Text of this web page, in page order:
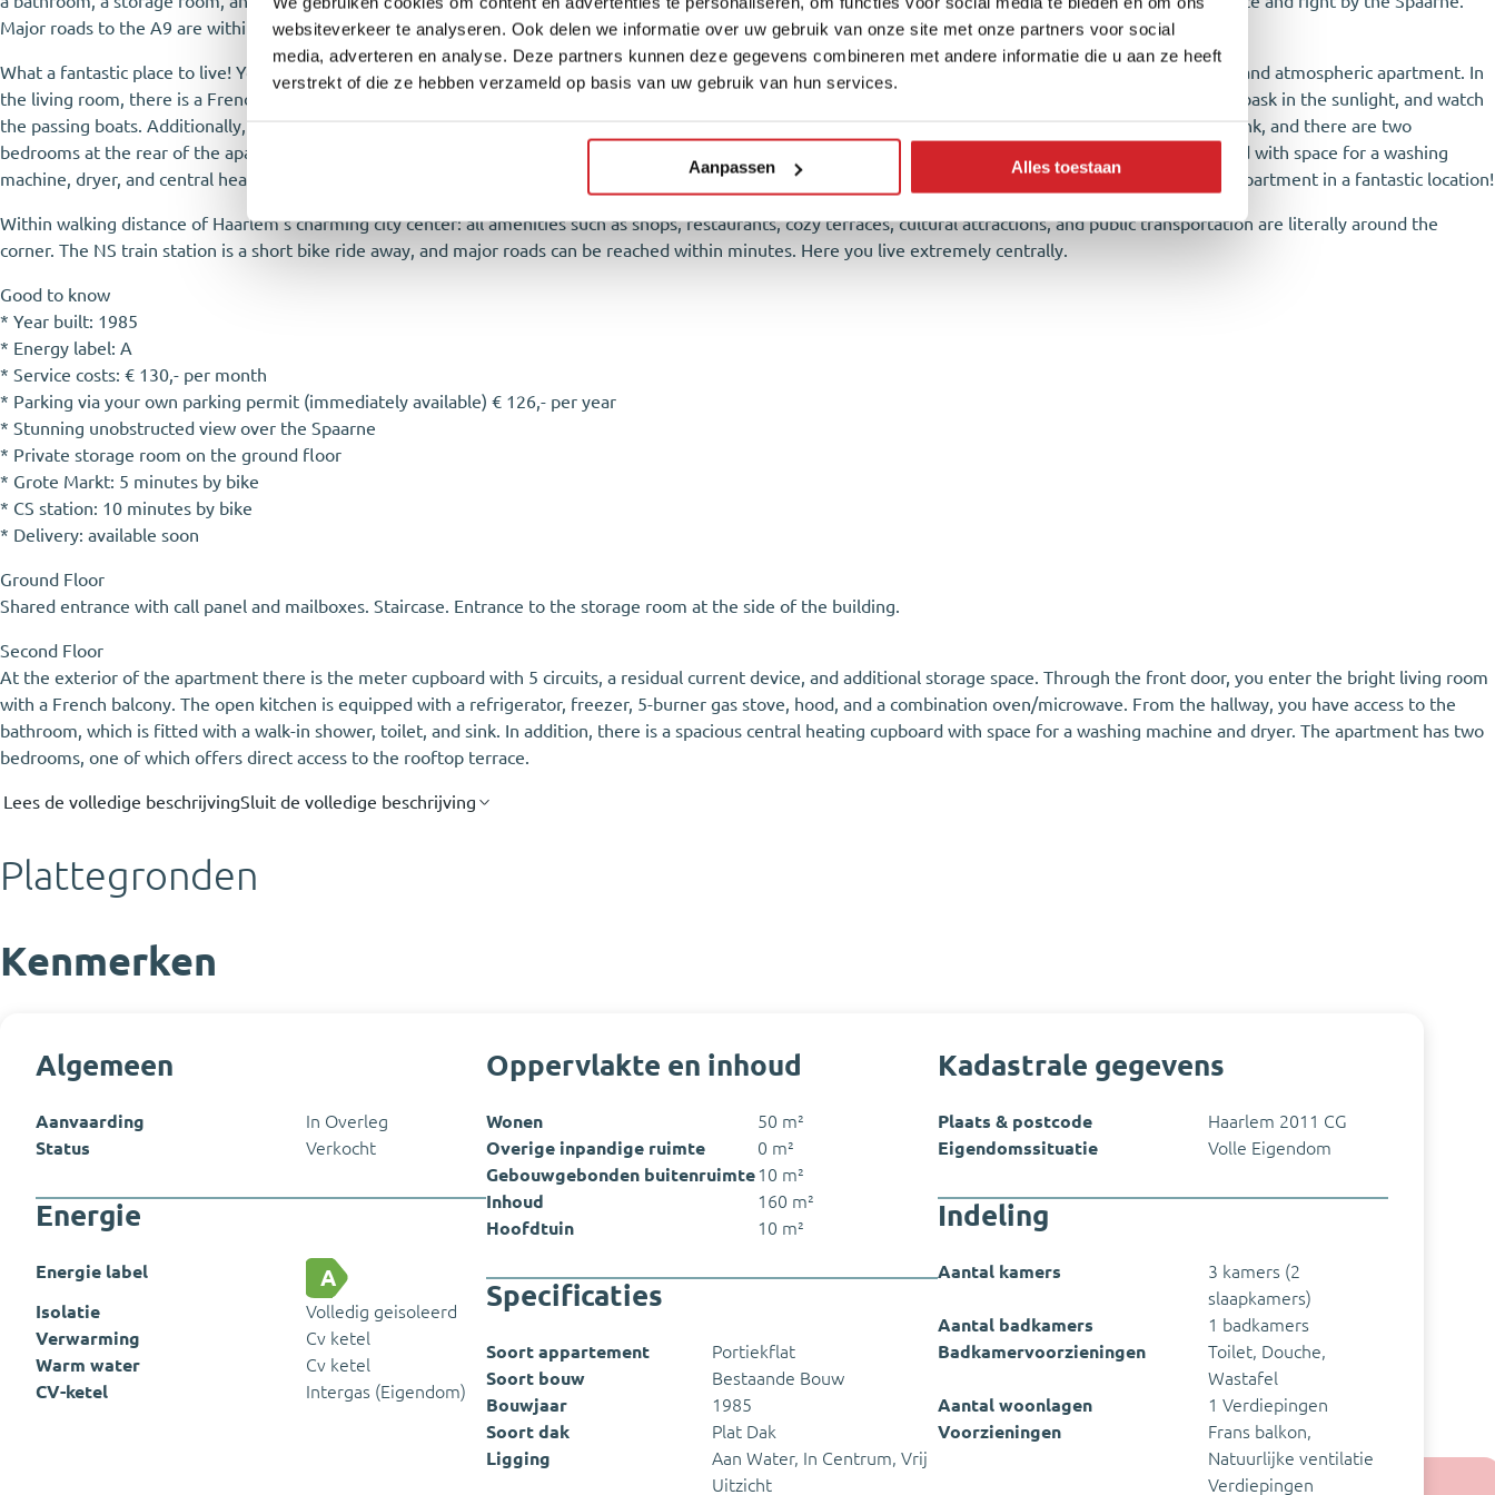
websiteverkeer te analyseren. Ook delen we informatie over uw gebruik van onze site met onze partners voor social
media, adverteren en analyse. Deze partners kunnen deze gegevens combineren met andere informatie die u aan ze heeft
verstrekt of die ze hebben verzameld op basis van uw gebruik van hun services.
Aanpassen Alles toestaan
Major roads to the A9 are within a very short distance, so you’re quickly out of the city!
What a fantastic place to live! You enter on the ground floor and take the staircase to the second floor. Once through the front door, you step into this bright and atmospheric apartment. In
the living room, there is a French balcony from which you can enjoy a beautiful view over the Spaarne. Relax in your comfy chair in front of the French doors, bask in the sunlight, and watch
the passing boats. Additionally, there is a modern kitchen equipped with a full set of built-in appliances. The bathroom features a walk-in shower, toilet, and sink, and there are two
bedrooms at the rear of the apartment. One of the bedrooms has direct access to the rooftop terrace, which is perfect for relaxing! Finally, there is a cupboard with space for a washing
machine, dryer, and central heating system. Down in the storage room there is plenty of space to park your bike and store your belongings. In short, a lovely apartment in a fantastic location!
Within walking distance of Haarlem’s charming city center: all amenities such as shops, restaurants, cozy terraces, cultural attractions, and public transportation are literally around the
corner. The NS train station is a short bike ride away, and major roads can be reached within minutes. Here you live extremely centrally.
Good to know
* Year built: 1985
* Energy label: A
* Service costs: € 130,- per month
* Parking via your own parking permit (immediately available) € 126,- per year
* Stunning unobstructed view over the Spaarne
* Private storage room on the ground floor
* Grote Markt: 5 minutes by bike
* CS station: 10 minutes by bike
* Delivery: available soon
Ground Floor
Shared entrance with call panel and mailboxes. Staircase. Entrance to the storage room at the side of the building.
Second Floor
At the exterior of the apartment there is the meter cupboard with 5 circuits, a residual current device, and additional storage space. Through the front door, you enter the bright living room
with a French balcony. The open kitchen is equipped with a refrigerator, freezer, 5-burner gas stove, hood, and a combination oven/microwave. From the hallway, you have access to the
bathroom, which is fitted with a walk-in shower, toilet, and sink. In addition, there is a spacious central heating cupboard with space for a washing machine and dryer. The apartment has two
bedrooms, one of which offers direct access to the rooftop terrace.
Lees de volledige beschrijvingSluit de volledige beschrijving
Plattegronden
Kenmerken
Algemeen
Aanvaarding
In Overleg
Status
Verkocht
Energie
Energie label A
Isolatie
Volledig geisoleerd
Verwarming
Cv ketel
Warm water
Cv ketel
CV-ketel
Intergas (Eigendom)
Oppervlakte en inhoud
Wonen
50 m²
Overige inpandige ruimte
0 m²
Gebouwgebonden buitenruimte10 m²
Inhoud
160 m²
Hoofdtuin
10 m²
Specificaties
Soort appartement
Portiekflat
Soort bouw
Bestaande Bouw
Bouwjaar
1985
Soort dak
Plat Dak
Ligging
Aan Water, In Centrum, Vrij
Uitzicht
Kadastrale gegevens
Plaats & postcode
Haarlem 2011 CG
Eigendomssituatie
Volle Eigendom
Indeling
Aantal kamers
3 kamers (2
slaapkamers)
Aantal badkamers
1 badkamers
Badkamervoorzieningen
Toilet, Douche,
Wastafel
Aantal woonlagen
1 Verdiepingen
Voorzieningen
Frans balkon,
Natuurlijke ventilatie
Verdiepingen